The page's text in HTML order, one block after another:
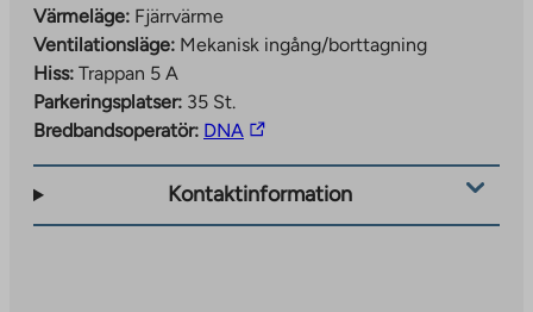
Värmeläge: Fjärrvärme
Ventilationsläge: Mekanisk ingång/borttagning
Hiss: Trappan 5 A
Parkeringsplatser: 35 St.
Bredbandsoperatör: DNA The
takes
Kontaktinformation